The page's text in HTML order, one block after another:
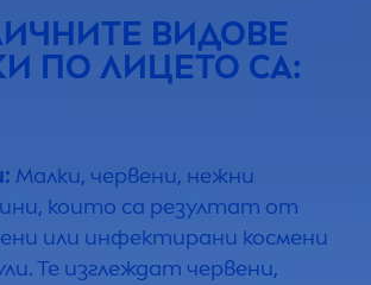
ВИДОВЕ
ПО ЛИЦЕТО СА:
Малки, червени, нежни
които са резултат от
или инфектирани космени
Те изглеждат червени,